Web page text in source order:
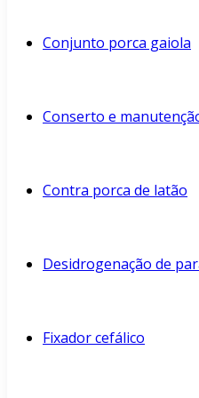
Conjunto porca gaiola
Conserto e
Contra porca de latão
Desidrogenação de
Fixador cefálico